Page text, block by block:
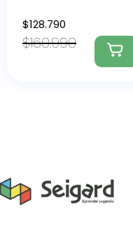
$160.990
$128.790